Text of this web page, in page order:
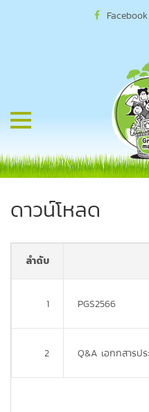
Facebook
ดาวน์โหลด
ลำดับ
1 PGS2566
2 Q&A เอกกสารป